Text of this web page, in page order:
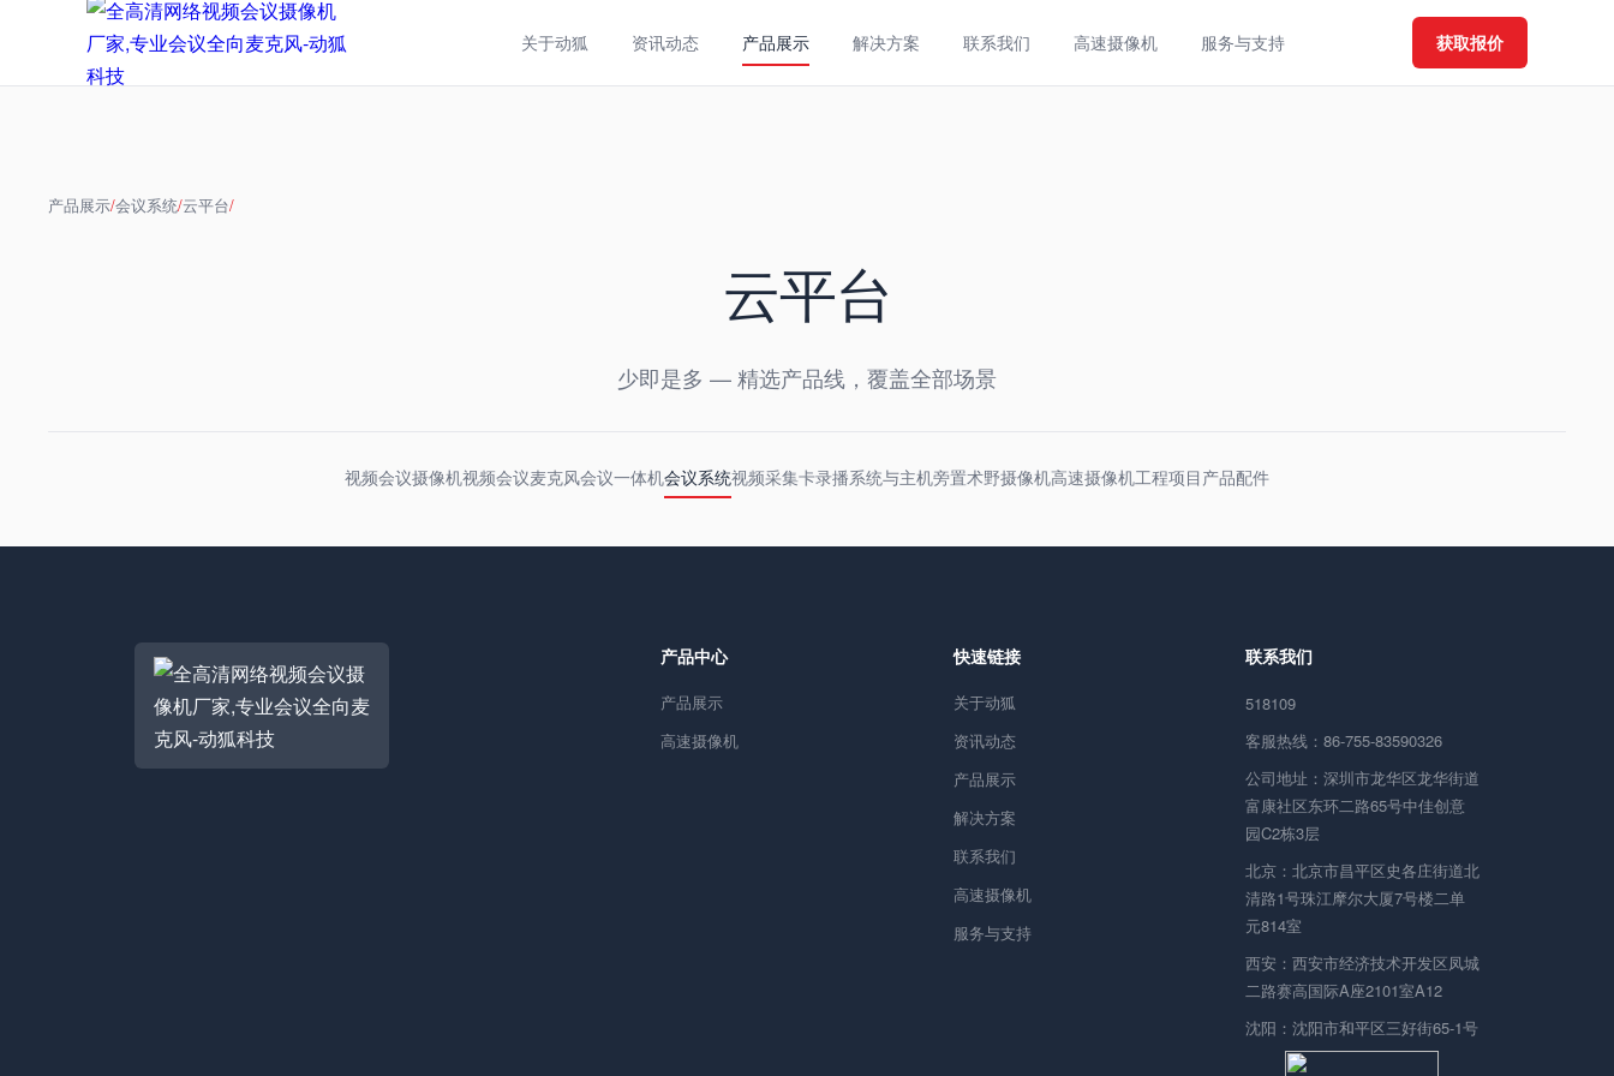
关于动狐 资讯动态 产品展示 解决方案 联系我们 高速摄像机 服务与支持 获取报价
产品展示/会议系统/云平台/
云平台
少即是多 — 精选产品线，覆盖全部场景
视频会议摄像机视频会议麦克风会议一体机会议系统视频采集卡录播系统与主机旁置术野摄像机高速摄像机工程项目产品配件
产品中心
产品展示
高速摄像机
快速链接
关于动狐
资讯动态
产品展示
解决方案
联系我们
高速摄像机
服务与支持
联系我们
518109
客服热线：86-755-83590326
公司地址：深圳市龙华区龙华街道
富康社区东环二路65号中佳创意
园C2栋3层
北京：北京市昌平区史各庄街道北
清路1号珠江摩尔大厦7号楼二单
元814室
西安：西安市经济技术开发区凤城
二路赛高国际A座2101室A12
沈阳：沈阳市和平区三好街65-1号